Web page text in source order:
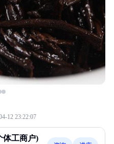
12 23:22:07
体工商户)